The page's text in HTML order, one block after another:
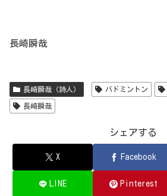
長崎瞬哉
長崎瞬哉（詩人） バドミントン
長崎瞬哉
シェアする
X Facebook
LINE Pinterest